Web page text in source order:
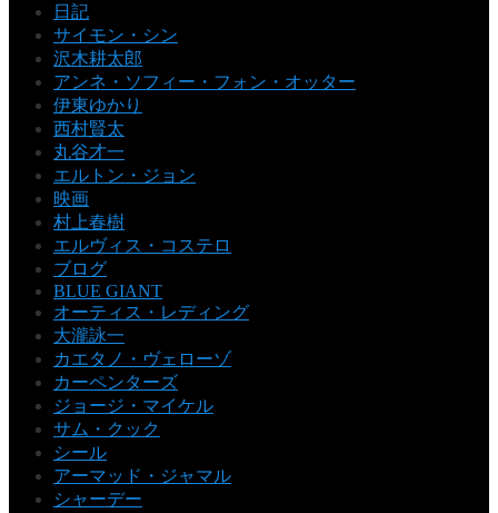
日記
サイモン・シン
沢木耕太郎
アンネ・ソフィー・フォン・オッター
伊東ゆかり
西村賢太
丸谷才一
エルトン・ジョン
映画
村上春樹
エルヴィス・コステロ
ブログ
BLUE GIANT
オーティス・レディング
大瀧詠一
カエタノ・ヴェローゾ
カーペンターズ
ジョージ・マイケル
サム・クック
シール
アーマッド・ジャマル
シャーデー